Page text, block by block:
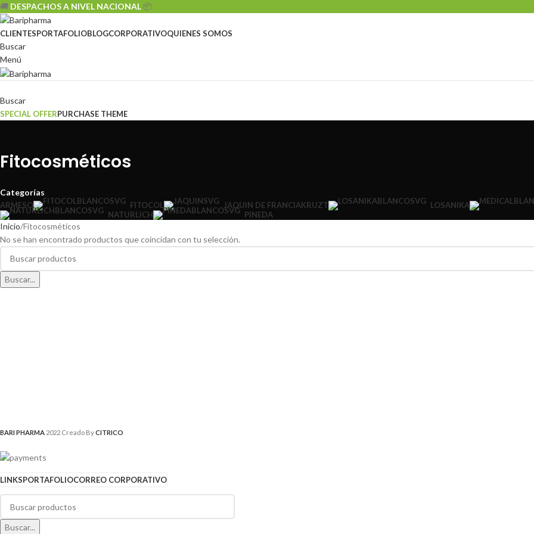
🚚 DESPACHOS A NIVEL NACIONAL📦
CLIENTESPORTAFOLIOBLOGCORPORATIVOQUIENES SOMOS
Buscar
Menú
LINKSPORTAFOLIOCORREO CORPORATIVO
Buscar
SPECIAL OFFERPURCHASE THEME
Fitocosméticos
Categorías
ARMESO FITOCOL JAQUIN DE FRANCIAKRUZT LOSANIKA
NATURLICH
PINEDA
Inicio Fitocosméticos
No se han encontrado productos que coincidan con tu selección.
Buscar...
BARI PHARMA 2022 Creado ByCITRICO
Buscar...